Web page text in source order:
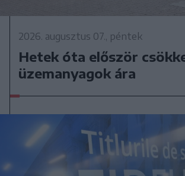
2026. augusztus 07., péntek
Hetek óta először
üzemanyagok ára